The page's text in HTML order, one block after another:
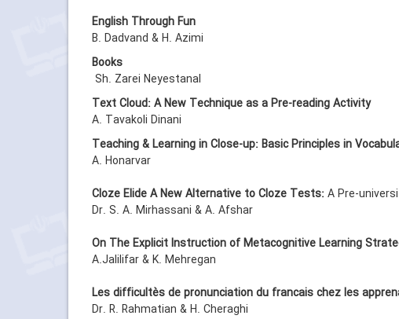
English Through Fun
B. Dadvand & H. Azimi
Books
Sh. Zarei Neyestanal
Text Cloud: A New Technique as a Pre-reading Activity
A. Tavakoli Dinani
Teaching & Learning in Close-up: Basic Principles in
A. Honarvar
Cloze Elide A New Alternative to Cloze Tests:A Pre-
Dr. S. A. Mirhassani & A. Afshar
On The Explicit Instruction of Metacognitive Learning
A.Jalilifar & K. Mehregan
Les difficultès de pronunciation du francais chez les
Dr. R. Rahmatian & H. Cheraghi